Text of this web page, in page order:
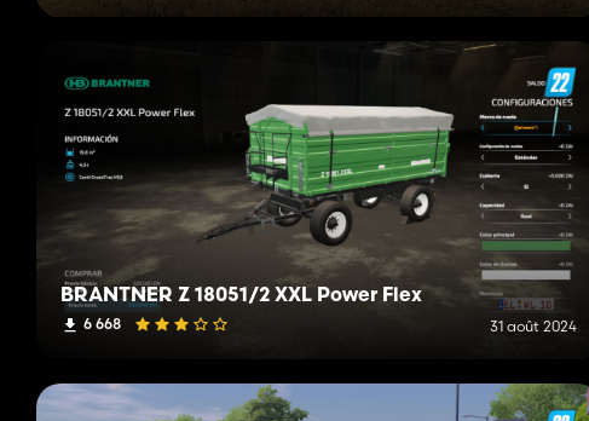
BRANTNER Z 18051/2 XXL Power Flex
6 668 31 août 2024